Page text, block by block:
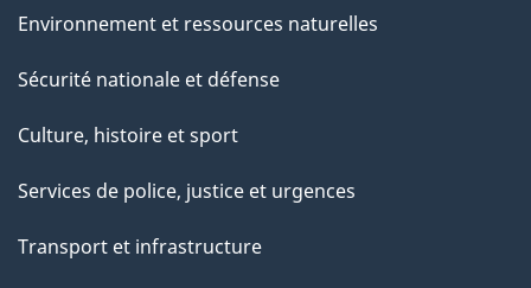
Environnement et ressources naturelles
Sécurité nationale et défense
Culture, histoire et sport
Services de police, justice et urgences
Transport et infrastructure